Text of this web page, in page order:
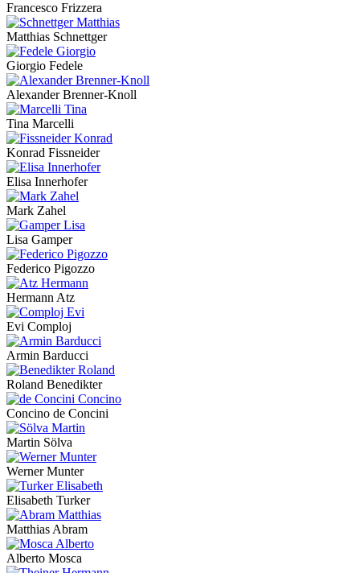
Francesco Frizzera
Matthias Schnettger
Giorgio Fedele
Alexander Brenner-Knoll
Tina Marcelli
Konrad Fissneider
Elisa Innerhofer
Mark Zahel
Lisa Gamper
Federico Pigozzo
Hermann Atz
Evi Comploj
Armin Barducci
Roland Benedikter
Concino de Concini
Martin Sölva
Werner Munter
Elisabeth Turker
Matthias Abram
Alberto Mosca